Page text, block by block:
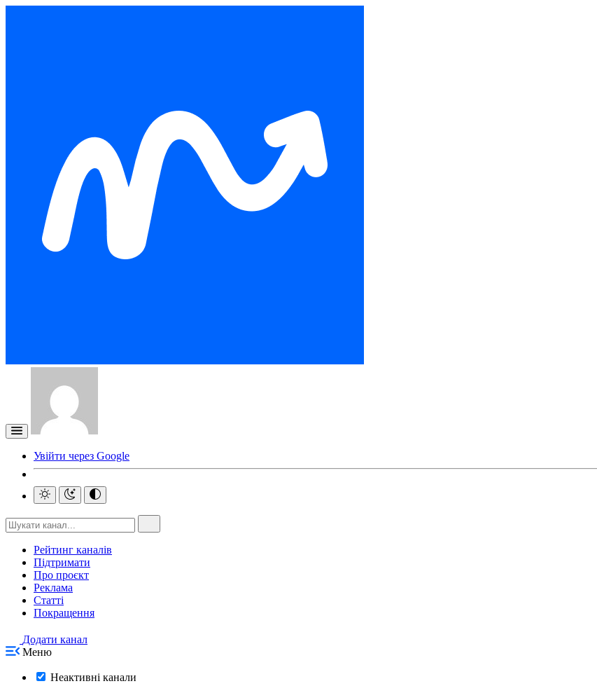
Увійти через Google
Рейтинг каналів
Підтримати
Про проєкт
Реклама
Статті
Покращення
Додати канал
Меню
Неактивні канали